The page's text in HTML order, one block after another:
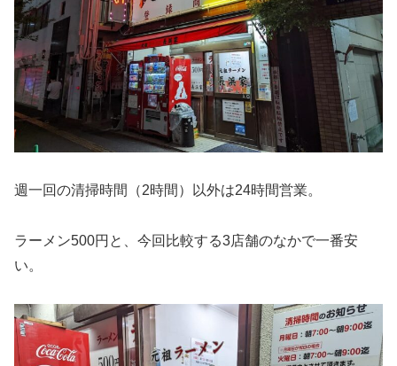
週一回の清掃時間（2時間）以外は24時間営業。
ラーメン500円と、今回比較する3店舗のなかで一番安
い。